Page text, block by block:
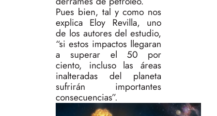
Pues bien, tal y como nos
explica Eloy Revilla, uno
de los autores del estudio,
“si estos impactos llegaran
a superar el 50 por
ciento, incluso las áreas
inalteradas del planeta
sufrirán importantes
consecuencias”.